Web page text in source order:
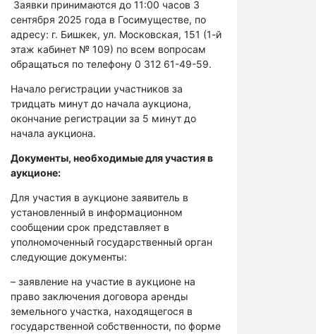
Заявки принимаются до 11:00 часов 3
сентября 2025 года в Госимуществе, по
адресу: г. Бишкек, ул. Московская, 151 (1-й
этаж кабинет № 109) по всем вопросам
обращаться по телефону 0 312 61-49-59.
Начало регистрации участников за
тридцать минут до начала аукциона,
окончание регистрации за 5 минут до
начала аукциона.
Документы, необходимые для участия в
аукционе:
Для участия в аукционе заявитель в
установленный в информационном
сообщении срок представляет в
уполномоченный государственный орган
следующие документы:
– заявление на участие в аукционе на
право заключения договора аренды
земельного участка, находящегося в
государственной собственности, по форме